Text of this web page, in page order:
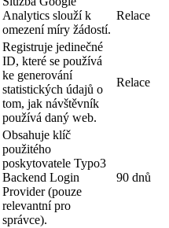
Analytics slouží k
omezení míry žádostí.
Relace
Registruje jedinečné
ID, které se používá
ke generování
statistických údajů o
tom, jak návštěvník
používá daný web.
Relace
Obsahuje klíč
použitého
poskytovatele Typo3
Backend Login
Provider (pouze
relevantní pro
správce).
90 dnů